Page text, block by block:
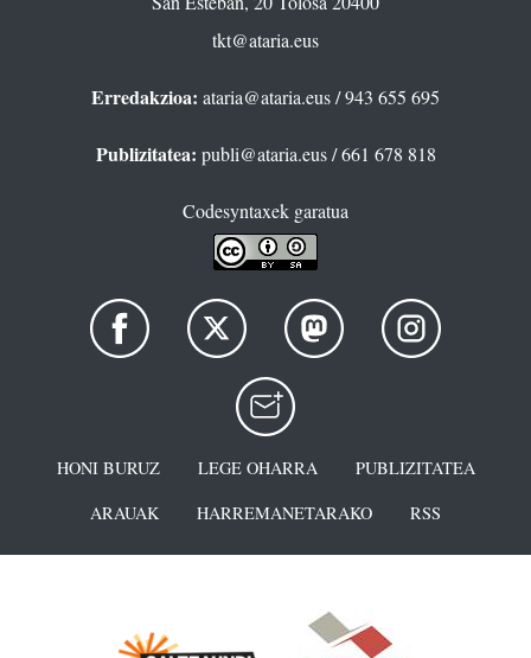
tkt@ataria.eus
Erredakzioa: ataria@ataria.eus/ 943 655 695
Publizitatea: publi@ataria.eus/ 661 678 818
Codesyntaxek garatua
HONI BURUZ LEGE OHARRA
PUBLIZITATEA
ARAUAK
HARREMANETARAKO RSS